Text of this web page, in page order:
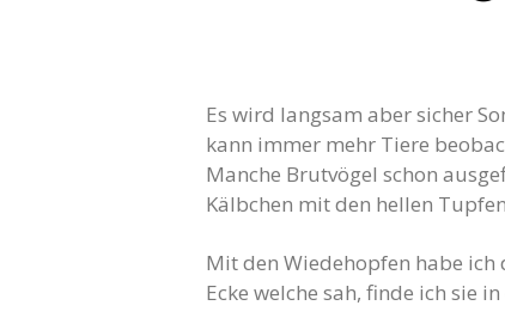
Es wird langsam aber sicher
kann immer mehr Tiere
Manche Brutvögel schon
Kälbchen mit den hellen
Mit den Wiedehopfen habe ich
Ecke welche sah, finde ich sie